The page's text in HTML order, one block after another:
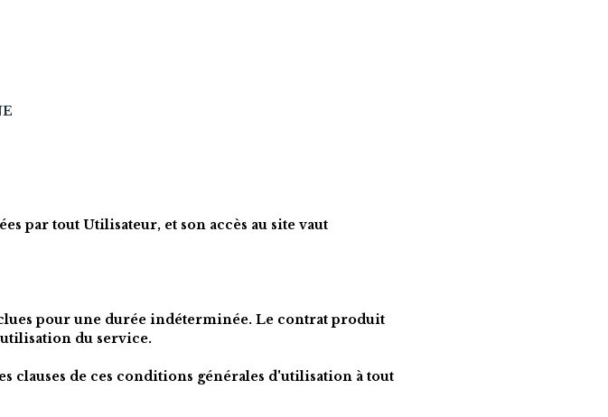
par tout Utilisateur, et son accès au site vaut
pour une durée indéterminée. Le contrat produit
du service.
clauses de ces conditions générales d'utilisation à tout